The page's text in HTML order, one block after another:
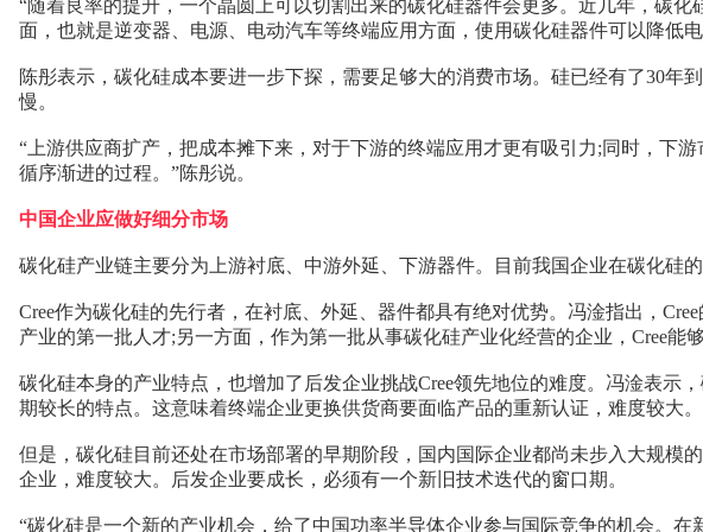
“随着良率的提升，一个晶圆上可以切割出来的碳化硅器件会更多。近几年，碳
面，也就是逆变器、电源、电动汽车等终端应用方面，使用碳化硅器件可以降低
陈彤表示，碳化硅成本要进一步下探，需要足够大的消费市场。硅已经有了30
慢。
“上游供应商扩产，把成本摊下来，对于下游的终端应用才更有吸引力;同时，下
循序渐进的过程。”陈彤说。
中国企业应做好细分市场
碳化硅产业链主要分为上游衬底、中游外延、下游器件。目前我国企业在碳化硅
Cree作为碳化硅的先行者，在衬底、外延、器件都具有绝对优势。冯淦指出，
产业的第一批人才;另一方面，作为第一批从事碳化硅产业化经营的企业，Cree
碳化硅本身的产业特点，也增加了后发企业挑战Cree领先地位的难度。冯淦表
期较长的特点。这意味着终端企业更换供货商要面临产品的重新认证，难度较大。
但是，碳化硅目前还处在市场部署的早期阶段，国内国际企业都尚未步入大规
企业，难度较大。后发企业要成长，必须有一个新旧技术迭代的窗口期。
“碳化硅是一个新的产业机会，给了中国功率半导体企业参与国际竞争的机会。